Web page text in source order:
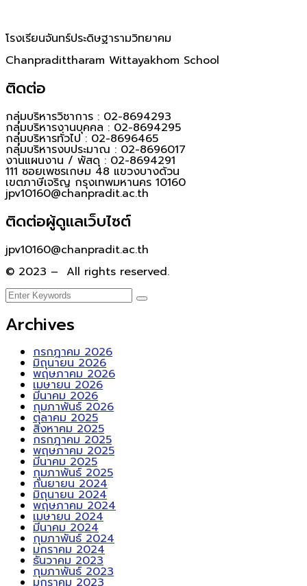
โรงเรียนจันทร์ประดิษฐารามวิทยาคม
Chanpradittharam Wittayakhom School
ติดต่อ
กลุ่มบริหารวิชาการ : 02-8694293
กลุ่มบริหารงานบุคคล : 02-8694295
กลุ่มบริหารทั่วไป : 02-8696465
กลุ่มบริหารงบประมาณ : 02-8696017
งานแผนงาน / พัสดุ : 02-8694291
111 ซอยเพชรเกษม 48 แขวงบางด้วน
เขตภาษีเจริญ กรุงเทพมหานคร 10160
jpv10160@chanpradit.ac.th
ติดต่อผู้ดูแลเว็บไซต์
jpv10160@chanpradit.ac.th
© 2023 – All rights reserved.
Archives
กรกฎาคม 2026
มิถุนายน 2026
พฤษภาคม 2026
เมษายน 2026
มีนาคม 2026
กุมภาพันธ์ 2026
ตุลาคม 2025
สิงหาคม 2025
กรกฎาคม 2025
พฤษภาคม 2025
มีนาคม 2025
กุมภาพันธ์ 2025
กันยายน 2024
มิถุนายน 2024
พฤษภาคม 2024
เมษายน 2024
มีนาคม 2024
กุมภาพันธ์ 2024
มกราคม 2024
ธันวาคม 2023
กุมภาพันธ์ 2023
มกราคม 2023